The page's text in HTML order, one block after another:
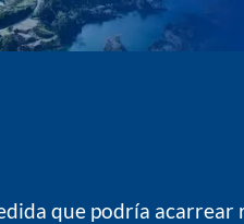
que podría acarrear